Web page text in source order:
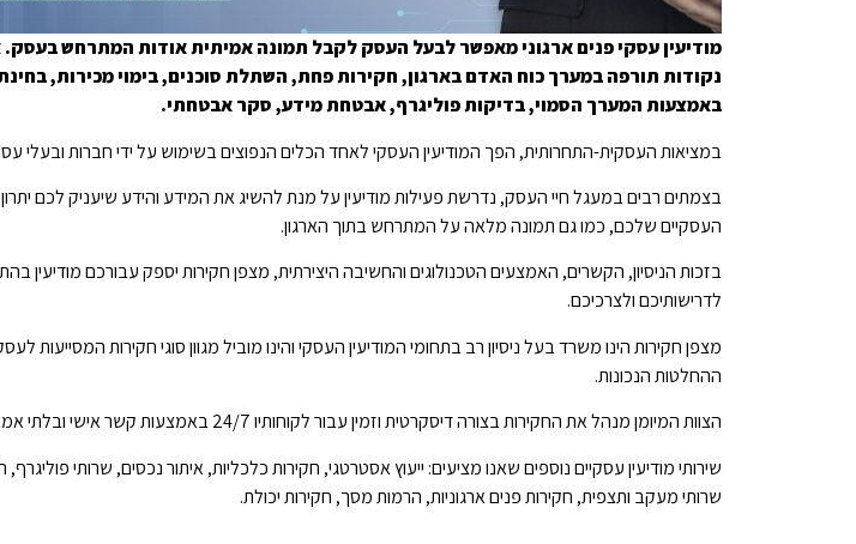
מודיעין עסקי פנים ארגוני מאפשר לבעל העסק לקבל תמונה אמיתית אודות המתרחש בעסק.
נקודות תורפה במערך כוח האדם בארגון, חקירות פחת, השתלת סוכנים, בימוי מכירות,
באמצעות המערך הסמוי, בדיקות פוליגרף, אבטחת מידע, סקר אבטחתי.
במציאות העסקית-התחרותית, הפך המודיעין העסקי לאחד הכלים הנפוצים בשימוש על ידי חברות ובעלי
בצמתים רבים במעגל חיי העסק, נדרשת פעילות מודיעין על מנת להשיג את המידע והידע שיעניק לכם
העסקיים שלכם, כמו גם תמונה מלאה על המתרחש בתוך הארגון.
בזכות הניסיון, הקשרים, האמצעים הטכנולוגים והחשיבה היצירתית, מצפן חקירות יספק עבורכם מודיעין
לדרישותיכם ולצרכיכם.
מצפן חקירות הינו משרד בעל ניסיון רב בתחומי המודיעין העסקי והינו מוביל מגוון סוגי חקירות המסייעות
ההחלטות הנכונות.
הצוות המיומן מנהל את החקירות בצורה דיסקרטית וזמין עבור לקוחותיו 24/7 באמצעות קשר אישי ובלתי אמצעי.
שירותי מודיעין עסקיים נוספים שאנו מציעים: ייעוץ אסטרטגי, חקירות כלכליות, איתור נכסים, שרותי פוליגרף,
שרותי מעקב ותצפית, חקירות פנים ארגוניות, הרמות מסך, חקירות יכולת.